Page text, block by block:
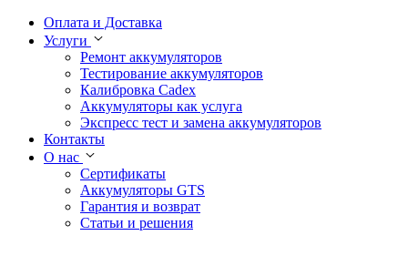
Оплата и Доставка
Услуги
Ремонт аккумуляторов
Тестирование аккумуляторов
Калибровка Cadex
Аккумуляторы как услуга
Экспресс тест и замена аккумуляторов
Контакты
О нас
Сертификаты
Аккумуляторы GTS
Гарантия и возврат
Статьи и решения